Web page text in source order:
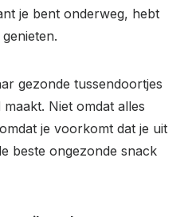
je bent onderweg, hebt
gezonde tussendoortjes
Niet omdat alles
je voorkomt dat je uit
beste ongezonde snack